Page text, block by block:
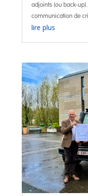
adjoints (ou back-
communication de
lire plus